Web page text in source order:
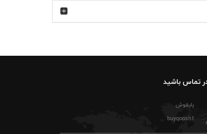
استایل نیمه‌رسمی‌تری ایجاد می‌کند. در
در تماس باشید
:
بایقوش
buyqoosh1